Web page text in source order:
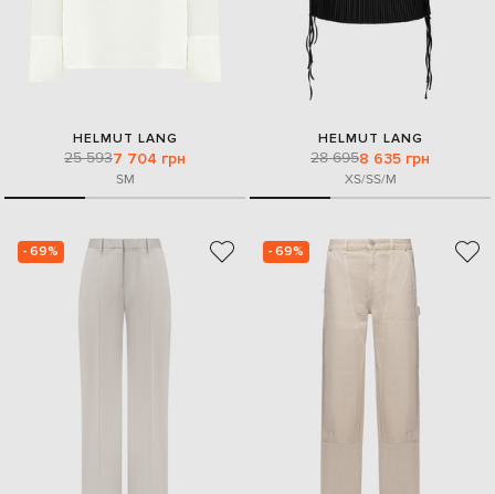
HELMUT LANG
25 5937 704 грн
SM
HELMUT LANG
28 6958 635 грн
XS/SS/M
- 69% - 69%